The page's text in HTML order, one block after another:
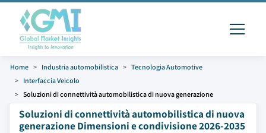
Home Industria automobilistica
Tecnologia Automotive
Interfaccia Veicolo
Soluzioni di connettività automobilistica di nuova generazione
Soluzioni di connettività automobilistica di nuova
generazione Dimensioni e condivisione 2026-2035